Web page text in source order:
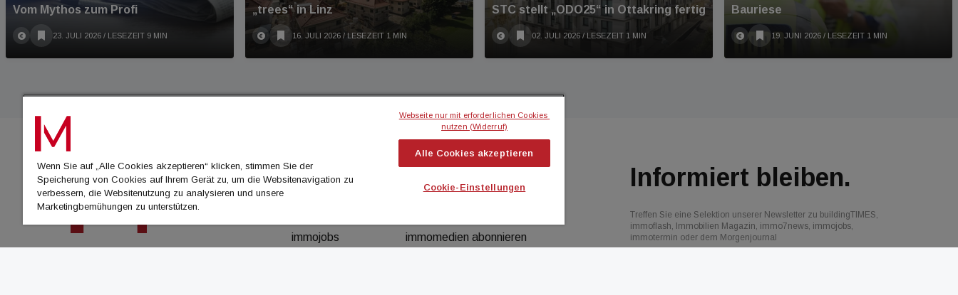
Vom Mythos zum Profi
23. JULI 2026 / LESEZEIT 9 MIN
„trees“ in Linz
16. JULI 2026 / LESEZEIT 1 MIN
STC stellt „ODO25“ in Ottakring fertig
02. JULI 2026 / LESEZEIT 1 MIN
Bauriese
19. JUNI 2026 / LESEZEIT 1 MIN
IMMOBILIEN MAGAZIN
immojobs
ICH MÖCHTE...
immomedien abonnieren
Informiert bleiben.
Treffen Sie eine Selektion unserer Newsletter zu buildingTIMES,
immoflash, Immobilien Magazin, immo7news, immojobs,
immotermin oder dem Morgenjournal
Wenn Sie auf „Alle Cookies akzeptieren“ klicken, stimmen Sie der
Speicherung von Cookies auf Ihrem Gerät zu, um die Websitenavigation zu
verbessern, die Websitenutzung zu analysieren und unsere
Marketingbemühungen zu unterstützen.
Webseite nur mit erforderlichen Cookies
nutzen (Widerruf)
Alle Cookies akzeptieren
Cookie-Einstellungen